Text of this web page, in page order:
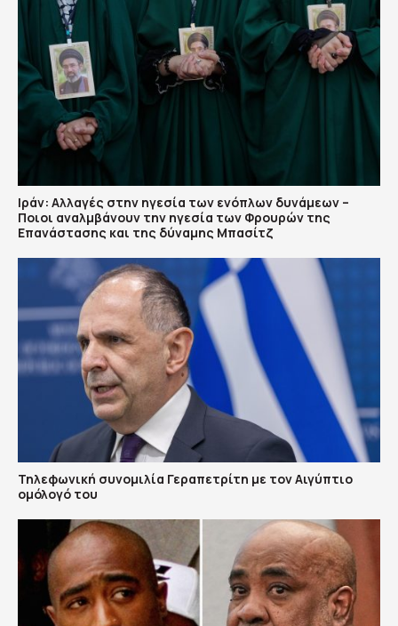
Ιράν: Αλλαγές στην ηγεσία των ενόπλων δυνάμεων –
Ποιοι αναλμβάνουν την ηγεσία των Φρουρών της
Επανάστασης και της δύναμης Μπασίτζ
Τηλεφωνική συνομιλία Γεραπετρίτη με τον Αιγύπτιο
ομόλογό του